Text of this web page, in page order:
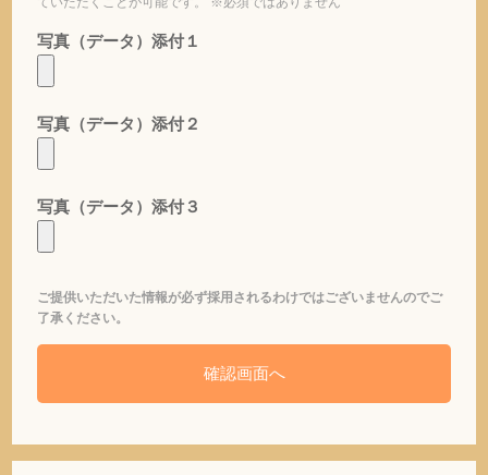
写真（データ）添付１
写真（データ）添付２
写真（データ）添付３
ご提供いただいた情報が必ず採用されるわけではございませんのでご
了承ください。